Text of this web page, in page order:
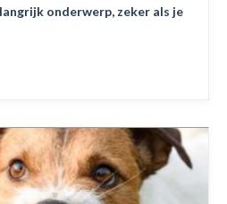
onderwerp, zeker als je